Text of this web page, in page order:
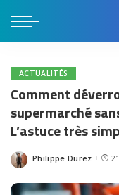
ACTUALITÉS
Comment
supermarché
L’astuce très
Posted
Philippe Durez